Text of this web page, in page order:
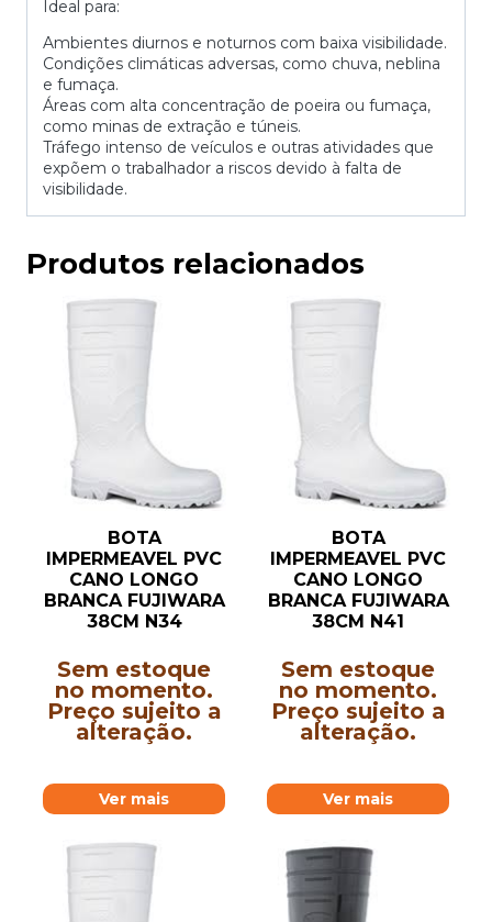
Ideal para:
Ambientes diurnos e noturnos com baixa visibilidade.
Condições climáticas adversas, como chuva, neblina
e fumaça.
Áreas com alta concentração de poeira ou fumaça,
como minas de extração e túneis.
Tráfego intenso de veículos e outras atividades que
expõem o trabalhador a riscos devido à falta de
visibilidade.
Produtos relacionados
BOTA
IMPERMEAVEL PVC
CANO LONGO
BRANCA FUJIWARA
38CM N34
Sem estoque
no momento.
Preço sujeito a
alteração.
Ver mais
BOTA
IMPERMEAVEL PVC
CANO LONGO
BRANCA FUJIWARA
38CM N41
Sem estoque
no momento.
Preço sujeito a
alteração.
Ver mais